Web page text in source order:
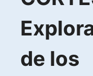
de los